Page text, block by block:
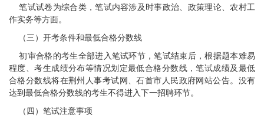
笔试试卷为综合类，笔试内容涉及时事政治、政策理论、农村工
作实务等方面。
（三）开考条件和最低合格分数线
初审合格的考生全部进入笔试环节，笔试结束后，根据题本难易
程度、考生成绩分布等情况划定最低合格分数线，笔试成绩及最低
合格分数线将在荆州人事考试网、石首市人民政府网站公告。没有
达到最低合格分数线的考生不得进入下一招聘环节。
（四）笔试注意事项